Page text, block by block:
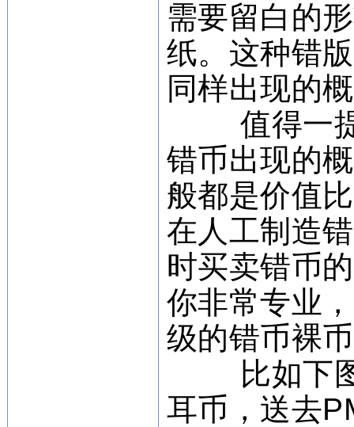
需要留白的
纸。这种错
同样出现的
值得一提
错币出现的
般都是价值
在人工制造
时买卖错币
你非常专业
级的错币裸
比如下图
耳币，送去